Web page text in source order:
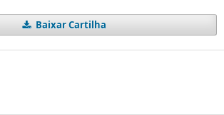
Baixar Cartilha